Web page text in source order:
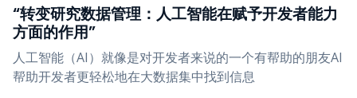
“转变研究数据管理：人工智能在赋予开发者能力
方面的作用”
人工智能（AI）就像是对开发者来说的一个有帮助的朋友AI
帮助开发者更轻松地在大数据集中找到信息